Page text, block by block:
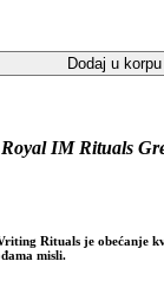
Dodaj u korpu
IM Rituals
Rituals je obećanje
misli.